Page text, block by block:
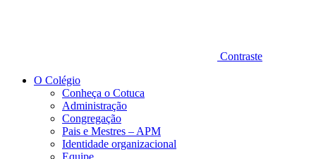
Contraste
O Colégio
Conheça o Cotuca
Administração
Congregação
Pais e Mestres – APM
Identidade organizacional
Equipe